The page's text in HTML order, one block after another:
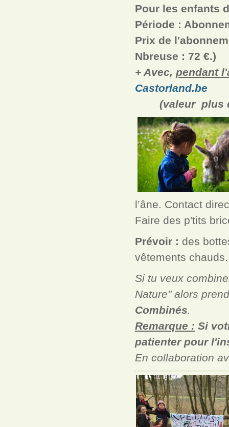
Pour les enfants
Période :
Prix de
Nbreuse : 72 €.)
+ Avec, pendant
Castorland.be
(valeur plus
l’âne. Contact
Faire des p'tits
Prévoir : des
vêtements chauds.
Si tu veux
Nature" alors
Combinés.
Remarque : Si
patienter pour
En collaboration